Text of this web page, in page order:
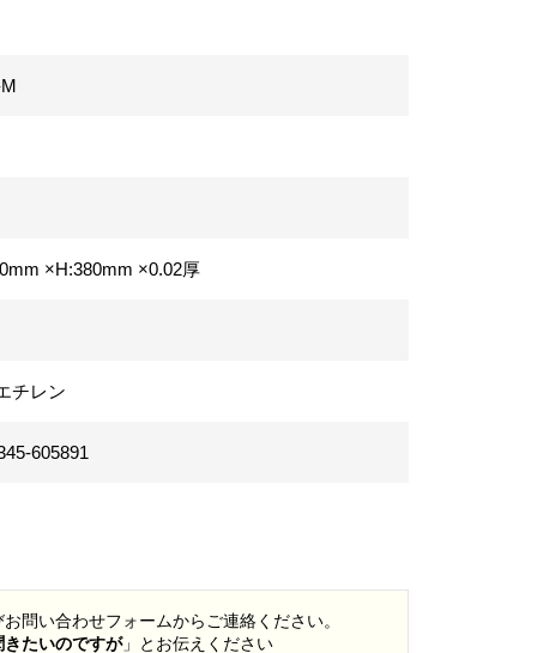
×H:380mm ×0.02厚
チレン
605891
問い合わせフォームからご連絡ください。
たいのですが」とお伝えください